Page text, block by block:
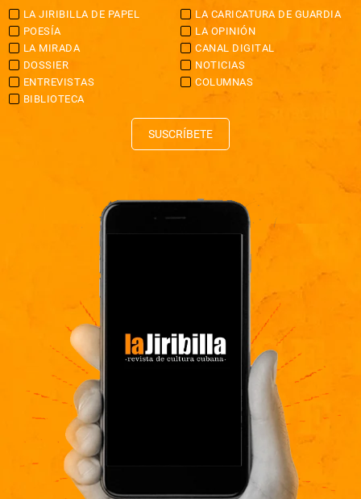
LA JIRIBILLA DE PAPEL
LA CARICATURA DE GUARDIA
POESÍA
LA OPINIÓN
LA MIRADA
CANAL DIGITAL
DOSSIER
NOTICIAS
ENTREVISTAS
COLUMNAS
BIBLIOTECA
SUSCRÍBETE